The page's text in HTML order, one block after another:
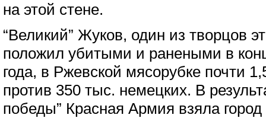
на этой стене.
“Великий” Жуков, один из творцов
положил убитыми и ранеными в
года, в Ржевской мясорубке почти
против 350 тыс. немецких. В
победы” Красная Армия взяла